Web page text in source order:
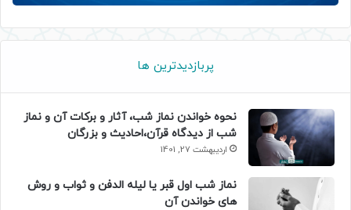
پربازدیدترین ها
نحوه خواندن نماز شب، آثار و برکات آن و نماز
شب از دیدگاه قرآن،احادیث و بزرگان
اردیبهشت 27, 1401
نماز شب اول قبر یا لیله الدفن و ثواب و روش
های خواندن آن